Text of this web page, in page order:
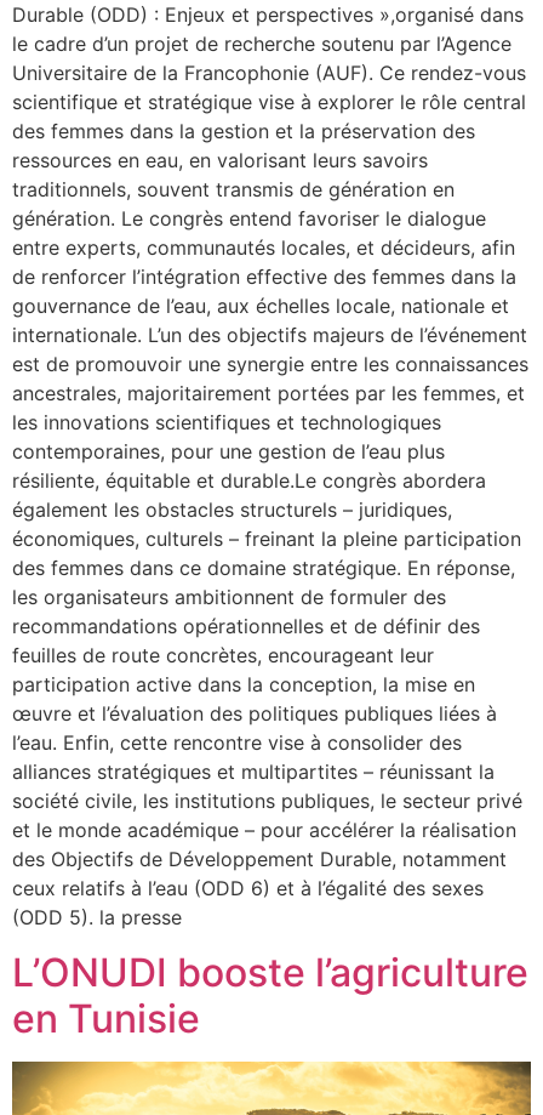
Durable (ODD) : Enjeux et perspectives »,organisé dans
le cadre d’un projet de recherche soutenu par l’Agence
Universitaire de la Francophonie (AUF). Ce rendez-vous
scientifique et stratégique vise à explorer le rôle central
des femmes dans la gestion et la préservation des
ressources en eau, en valorisant leurs savoirs
traditionnels, souvent transmis de génération en
génération. Le congrès entend favoriser le dialogue
entre experts, communautés locales, et décideurs, afin
de renforcer l’intégration effective des femmes dans la
gouvernance de l’eau, aux échelles locale, nationale et
internationale. L’un des objectifs majeurs de l’événement
est de promouvoir une synergie entre les connaissances
ancestrales, majoritairement portées par les femmes, et
les innovations scientifiques et technologiques
contemporaines, pour une gestion de l’eau plus
résiliente, équitable et durable.Le congrès abordera
également les obstacles structurels – juridiques,
économiques, culturels – freinant la pleine participation
des femmes dans ce domaine stratégique. En réponse,
les organisateurs ambitionnent de formuler des
recommandations opérationnelles et de définir des
feuilles de route concrètes, encourageant leur
participation active dans la conception, la mise en
œuvre et l’évaluation des politiques publiques liées à
l’eau. Enfin, cette rencontre vise à consolider des
alliances stratégiques et multipartites – réunissant la
société civile, les institutions publiques, le secteur privé
et le monde académique – pour accélérer la réalisation
des Objectifs de Développement Durable, notamment
ceux relatifs à l’eau (ODD 6) et à l’égalité des sexes
(ODD 5). la presse
L’ONUDI booste l’agriculture
en Tunisie